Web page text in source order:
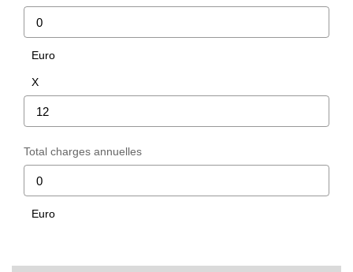
Euro
X
Total charges annuelles
Euro